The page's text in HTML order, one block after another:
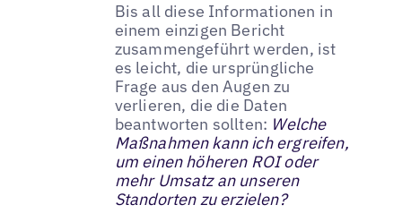
Bis all diese Informationen in
einem einzigen Bericht
zusammengeführt werden, ist
es leicht, die ursprüngliche
Frage aus den Augen zu
verlieren, die die Daten
beantworten sollten: Welche
Maßnahmen kann ich ergreifen,
um einen höheren ROI oder
mehr Umsatz an unseren
Standorten zu erzielen?